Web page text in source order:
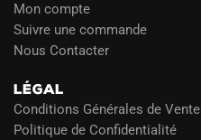
Mon compte
Suivre une commande
Nous Contacter
LÉGAL
Conditions Générales de Vente
Politique de Confidentialité